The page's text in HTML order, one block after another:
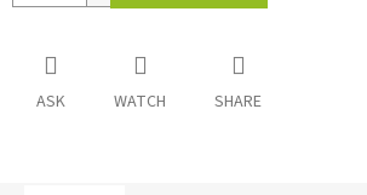
ASK WATCH SHARE